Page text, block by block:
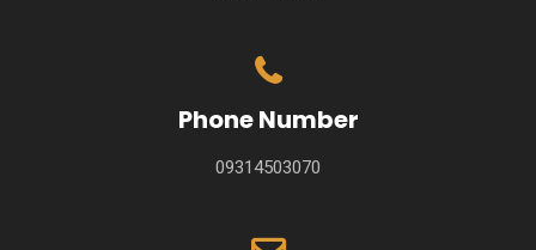
Phone Number
09314503070